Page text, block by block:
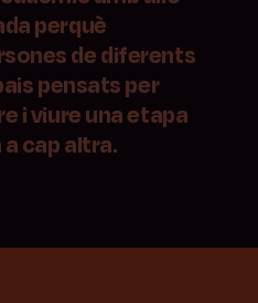
perquè
de diferents
pensats per
i viure una etapa
cap altra.